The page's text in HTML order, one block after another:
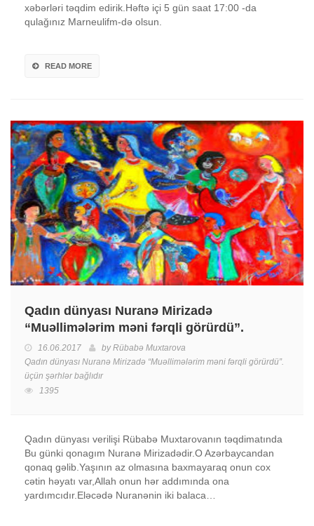
xəbərləri təqdim edirik.Həftə içi 5 gün saat 17:00 -da
qulağınız Marneulifm-də olsun.
READ MORE
Qadın dünyası Nuranə Mirizadə
“Muəllimələrim məni fərqli görürdü”.
16.06.2017 byRübabə Muxtarova
Qadın dünyası Nuranə Mirizadə “Muəllimələrim məni fərqli görürdü”.
üçün şərhlər bağlıdır
1395
Qadın dünyası verilişi Rübabə Muxtarovanın təqdimatında
Bu günki qonagım Nuranə Mirizadədir.O Azərbaycandan
qonaq gəlib.Yaşının az olmasına baxmayaraq onun cox
cətin həyatı var,Allah onun hər addımında ona
yardımcıdır.Eləcədə Nuranənin iki balaca…